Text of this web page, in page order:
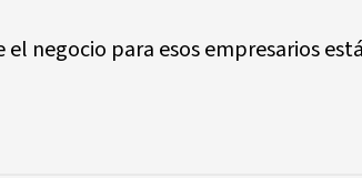
el negocio para esos empresarios